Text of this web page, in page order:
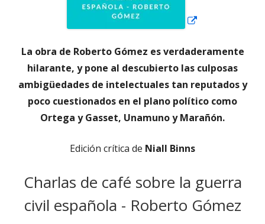
La obra de Roberto Gómez es verdaderamente
hilarante, y pone al descubierto las culposas
ambigüedades de intelectuales tan reputados y
poco cuestionados en el plano político como
Ortega y Gasset, Unamuno y Marañón.
Edición crítica de Niall Binns
Charlas de café sobre la guerra
civil española - Roberto Gómez